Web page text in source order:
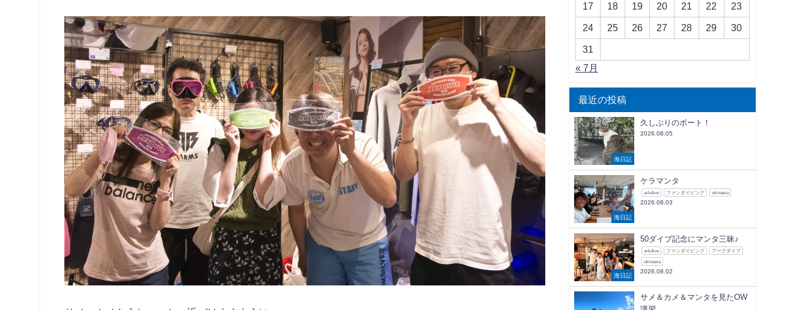
17 18 19 20 21 22 23
24 25 26 27 28 29 30
31
« 7月
最近の投稿
海日記
久しぶりのボート！
2026.08.05
海日記
ケラマンタ
arkdive ファンダイビング okinawa
2026.08.03
海日記
50ダイブ記念にマンタ三昧♪
arkdive ファンダイビング アークダイブ
okinawa
2026.08.02
サメ＆カメ＆マンタを見たOW